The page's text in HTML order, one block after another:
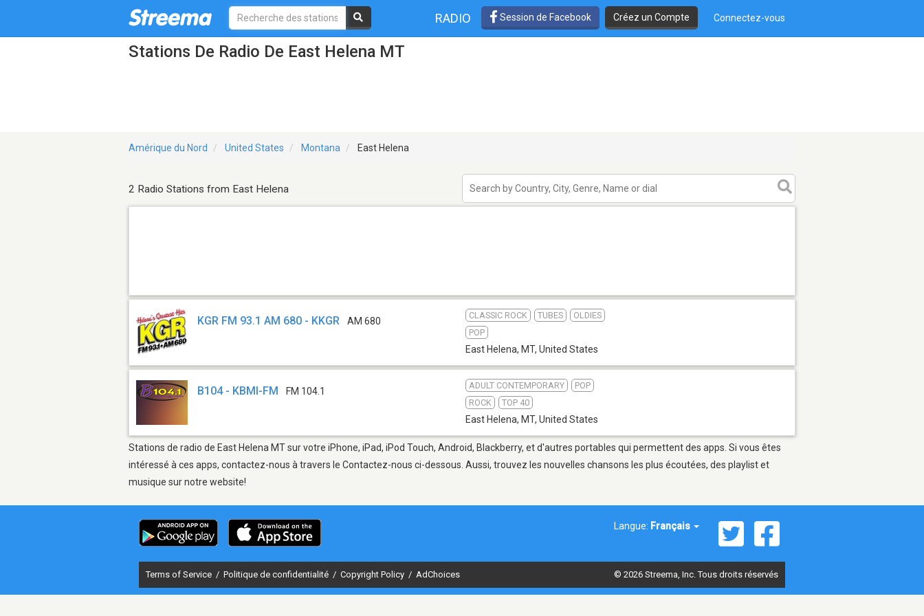
RADIO Session de Facebook Créez un Compte Connectez-vous
Stations De Radio De East Helena MT
Amérique du Nord United States Montana East Helena
2 Radio Stations from East Helena
KGR FM 93.1 AM 680 - KKGR AM 680
CLASSIC ROCK TUBES
OLDIES
POP
East Helena, MT, United States
B104 - KBMI-FM FM 104.1
ADULT CONTEMPORARY
POP
ROCK
TOP 40
East Helena, MT, United States
Stations de radio de East Helena MT sur votre iPhone, iPad, iPod Touch, Android, Blackberry, et d'autres portables qui permettent des apps. Si vous êtes
intéressé à ces apps, contactez-nous à travers le Contactez-nous ci-dessous. Aussi, trouvez les nouvelles chansons les plus écoutées, des playlist et
musique sur notre website!
Langue: Français
Terms of Service / Politique de confidentialité / Copyright Policy / AdChoices © 2026 Streema, Inc. Tous droits réservés